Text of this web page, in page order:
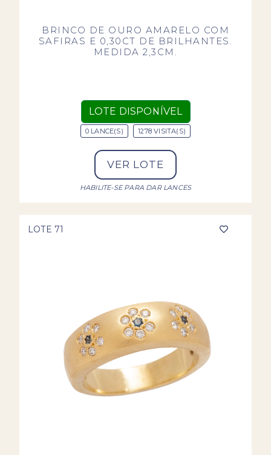
BRINCO DE OURO AMARELO COM
SAFIRAS E 0,30CT DE BRILHANTES.
MEDIDA 2,3CM.
LOTE DISPONÍVEL
0 LANCE(S) 1278 VISITA(S)
VER LOTE
HABILITE-SE PARA DAR LANCES
LOTE 71